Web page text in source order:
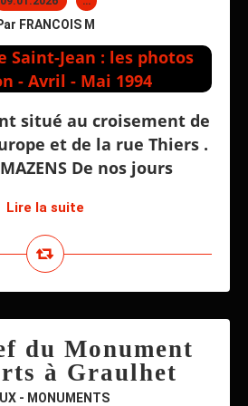
FRANCOIS M
situé au croisement de
et de la rue Thiers .
De nos jours
Lire la suite
du Monument
à Graulhet
- MONUMENTS